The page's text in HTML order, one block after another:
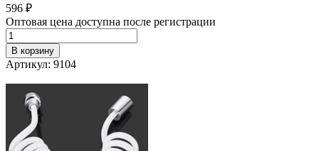
596 ₽
Оптовая цена доступна после регистрации
В корзину
Артикул: 9104